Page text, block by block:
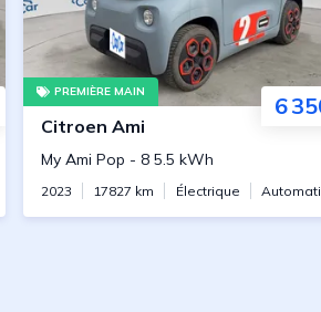
PREMIÈRE MAIN
6
Citroen Ami
My Ami Pop - 8 5.5 kWh
2023 17827 km Électrique